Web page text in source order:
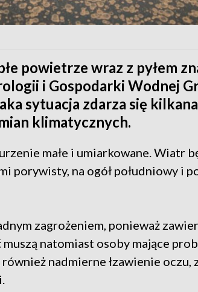
powietrze wraz z pyłem
i Gospodarki Wodnej
sytuacja zdarza się
klimatycznych.
małe i umiarkowane. Wiatr
porywisty, na ogół południowy i
zagrożeniem, ponieważ
natomiast osoby mające
również nadmierne łzawienie oczu,